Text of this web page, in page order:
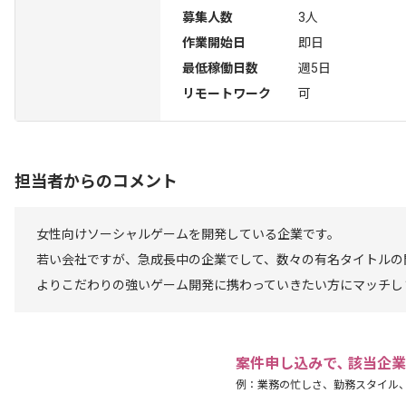
募集人数
3人
作業開始日
即日
最低稼働日数
週5日
リモートワーク
可
担当者からのコメント
女性向けソーシャルゲームを開発している企業です。
若い会社ですが、急成長中の企業でして、数々の有名タイトル
よりこだわりの強いゲーム開発に携わっていきたい方にマッチし
案件申し込みで､ 該当企
例：業務の忙しさ、勤務スタイル